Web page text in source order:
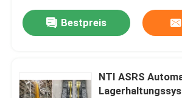
Bestpreis
NTI ASRS